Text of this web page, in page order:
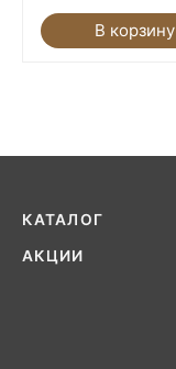
В корзину
КАТАЛОГ
АКЦИИ